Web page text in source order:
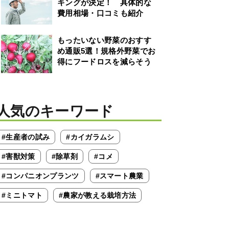
キングが決定！ 具体的な
費用相場・口コミも紹介
もったいない野菜のおすす
め通販5選！規格外野菜でお
得にフードロスを減らそう
気のキーワード
#生産者の試み #カイガラムシ
#害獣対策 #除草剤 #コメ
#コンパニオンプランツ #スマート農業
#ミニトマト #農家が教える栽培方法